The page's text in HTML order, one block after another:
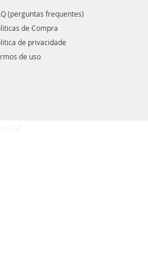
(perguntas frequentes)
de Compra
de privacidade
de uso